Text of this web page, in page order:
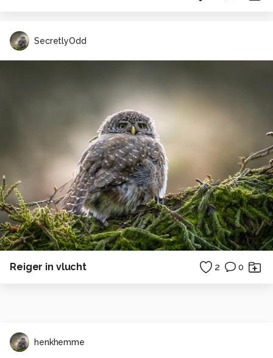
SecretlyOdd
Reiger in vlucht 2 0
henkhemme